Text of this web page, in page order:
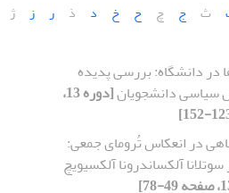
ث ج چ ح خ د ذ ر ز ژ
در دانشگاه: بررسی پدیده
سیاسی دانشجویان
[دوره 13،
در انعکاس تُرومای جمعی:
آلکساندرونا آلکسیویچ